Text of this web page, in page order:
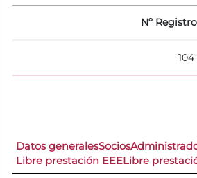
Nº
104
Datos generalesSocios
Libre prestación EEELibre